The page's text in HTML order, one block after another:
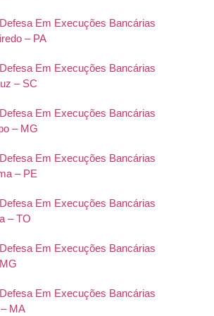
Em Execuções Bancárias
– PA
Em Execuções Bancárias
– SC
Em Execuções Bancárias
– MG
Em Execuções Bancárias
– PE
Em Execuções Bancárias
– TO
Em Execuções Bancárias
Em Execuções Bancárias
MA